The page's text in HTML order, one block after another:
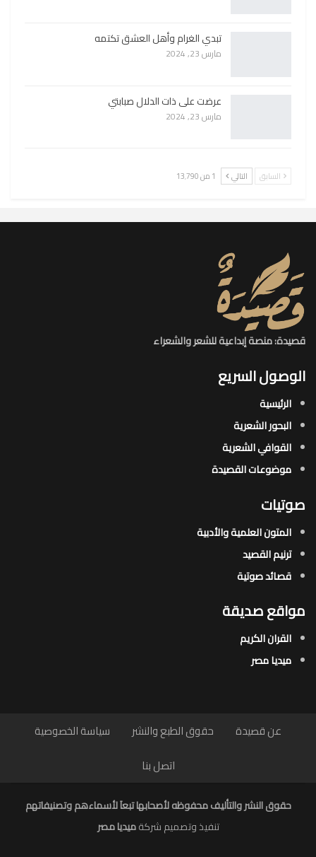
تبدي الغرام وأهل العشق تكتمه
مارس 23, 2024
عرضت على ذات الدلال صبابتي
مارس 23, 2024
السابق التالي 1 من 13٬790
قصيدة: منصة إبداعية للشعر والشعراء
الوصول السريع
الرئيسية
البحور الشعرية​
القوافي الشعرية​
موضوعات القصيدة​
صوتيات
المتون العلمية والأدبية
ترنيم القصيد
قصائد صوتية
مواقع صديقة
القران الكريم
ميديا مصر
عن قصيدة حقوق الطبع والنشر
سياسة الخصوصية
اتصل بنا
حقوق النشر والتأليف محفوظه لأصحابها تبعاَ لأسماءهم وتصنيفاتهم
تنفيذ وتصميم شركةميديا مصر